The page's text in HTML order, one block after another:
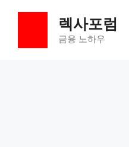
렉사포럼
금융 노하우